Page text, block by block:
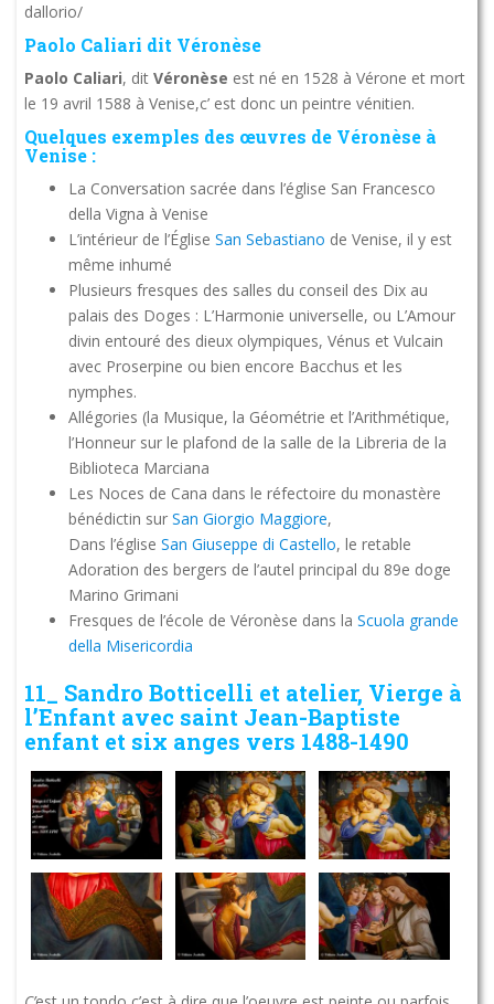
dallorio/
Paolo Caliari dit Véronèse
Paolo Caliari, dit Véronèse est né en 1528 à Vérone et mort
le 19 avril 1588 à Venise,c’ est donc un peintre vénitien.
Quelques exemples des œuvres de Véronèse à
Venise :
La Conversation sacrée dans l’église San Francesco
della Vigna à Venise
L’intérieur de l’Église San Sebastiano de Venise, il y est
même inhumé
Plusieurs fresques des salles du conseil des Dix au
palais des Doges : L’Harmonie universelle, ou L’Amour
divin entouré des dieux olympiques, Vénus et Vulcain
avec Proserpine ou bien encore Bacchus et les
nymphes.
Allégories (la Musique, la Géométrie et l’Arithmétique,
l’Honneur sur le plafond de la salle de la Libreria de la
Biblioteca Marciana
Les Noces de Cana dans le réfectoire du monastère
bénédictin sur San Giorgio Maggiore,
Dans l’église San Giuseppe di Castello, le retable
Adoration des bergers de l’autel principal du 89e doge
Marino Grimani
Fresques de l’école de Véronèse dans la Scuola grande
della Misericordia
11_ Sandro Botticelli et atelier, Vierge à
l’Enfant avec saint Jean-Baptiste
enfant et six anges vers 1488-1490